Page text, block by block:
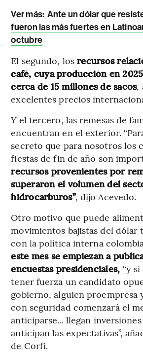
Ver más: Ante un dólar que
fueron las más fuertes en
octubre
El segundo, losrecursos
café, cuya producción en
cerca de 15 millones de sacos,
excelentes precios
Y el tercero, las remesas de
encuentran en el exterior.
secreto que para nosotros los
fiestas de fin de año son
recursos provenientes por
superaron el volumen del
hidrocarburos”, dijo Acevedo.
Otro motivo que puede
movimientos bajistas del dólar
con la política interna
este mes se empiezan a
encuestas presidenciales, “y
tener fuerza un candidato
gobierno, alguien proempresa
con seguridad comenzará el
anticiparse... llegan
anticipan las expectativas”,
de Corfi.